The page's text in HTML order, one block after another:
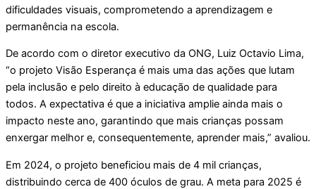
dificuldades visuais, comprometendo a aprendizagem e
permanência na escola.
De acordo com o diretor executivo da ONG, Luiz Octavio Lima,
“o projeto Visão Esperança é mais uma das ações que lutam
pela inclusão e pelo direito à educação de qualidade para
todos. A expectativa é que a iniciativa amplie ainda mais o
impacto neste ano, garantindo que mais crianças possam
enxergar melhor e, consequentemente, aprender mais,” avaliou.
Em 2024, o projeto beneficiou mais de 4 mil crianças,
distribuindo cerca de 400 óculos de grau. A meta para 2025 é